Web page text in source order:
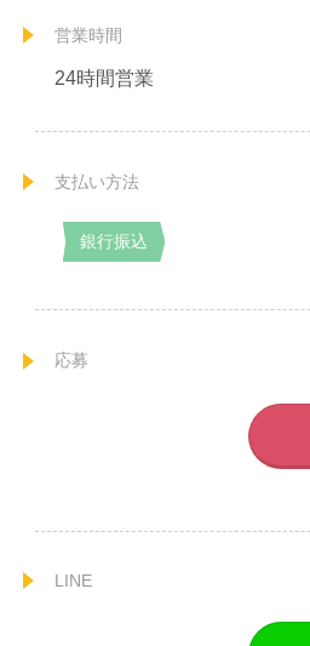
営業時間
24時間営業
支払い方法
銀行振込
応募
LINE